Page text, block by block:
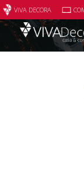
VIVA DECORA